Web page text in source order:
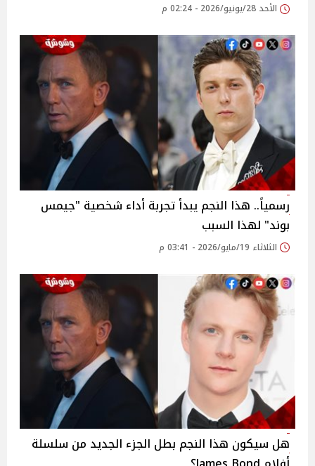
الأحد 28/يونيو/2026 - 02:24 م
رسمياً.. هذا النجم يبدأ تجربة أداء شخصية "جيمس
بوند" لهذا السبب
الثلاثاء 19/مايو/2026 - 03:41 م
هل سيكون هذا النجم بطل الجزء الجديد من سلسلة